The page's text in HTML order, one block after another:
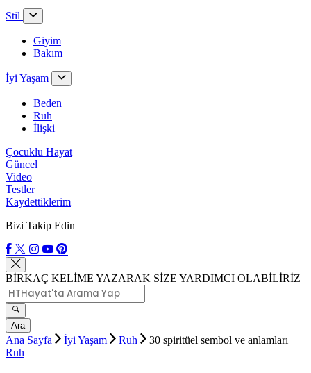
Stil
Giyim
Bakım
İyi Yaşam
Beden
Ruh
İlişki
Çocuklu Hayat
Güncel
Video
Testler
Kaydettiklerim
Bizi Takip Edin
BİRKAÇ KELİME YAZARAK SİZE YARDIMCI OLABİLİRİZ
Ara
Ana Sayfa İyi Yaşam Ruh
30 spiritüel sembol ve anlamları
Ruh